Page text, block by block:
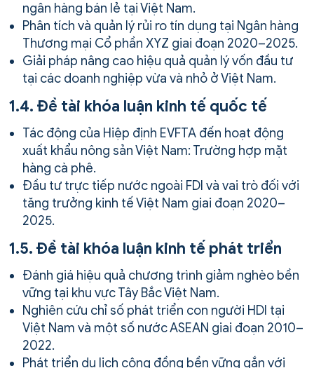
ngân hàng bán lẻ tại Việt Nam.
Phân tích và quản lý rủi ro tín dụng tại Ngân hàng
Thương mại Cổ phần XYZ giai đoạn 2020–2025.
Giải pháp nâng cao hiệu quả quản lý vốn đầu tư
tại các doanh nghiệp vừa và nhỏ ở Việt Nam.
1.4. Đề tài khóa luận kinh tế quốc tế
Tác động của Hiệp định EVFTA đến hoạt động
xuất khẩu nông sản Việt Nam: Trường hợp mặt
hàng cà phê.
Đầu tư trực tiếp nước ngoài FDI và vai trò đối với
tăng trưởng kinh tế Việt Nam giai đoạn 2020–
2025.
1.5. Đề tài khóa luận kinh tế phát triển
Đánh giá hiệu quả chương trình giảm nghèo bền
vững tại khu vực Tây Bắc Việt Nam.
Nghiên cứu chỉ số phát triển con người HDI tại
Việt Nam và một số nước ASEAN giai đoạn 2010–
2022.
Phát triển du lịch cộng đồng bền vững gắn với